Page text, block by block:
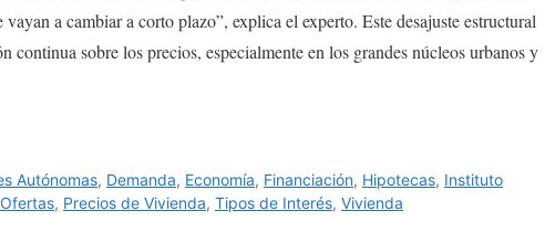
vayan a cambiar a corto plazo”, explica el experto. Este desajuste estructural
continua sobre los precios, especialmente en los grandes núcleos urbanos y
Autónomas, Demanda, Economía, Financiación, Hipotecas, Instituto
Ofertas, Precios de Vivienda, Tipos de Interés, Vivienda